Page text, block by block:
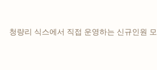
청량리 식스에서 직접 운영하는 신규인원